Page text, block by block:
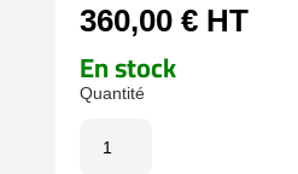
360,00 € HT
En stock